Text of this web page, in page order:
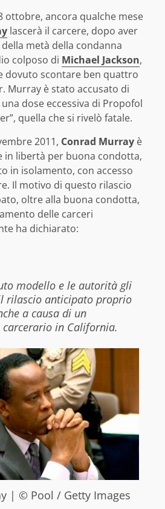
ottobre, ancora qualche mese
lascerà il carcere, dopo aver
metà della condanna
colposo di Michael Jackson,
dovuto scontare ben quattro
Murray è stato accusato di
dose eccessiva di Propofol
quella che si rivelò fatale.
2011, Conrad Murray è
in libertà per buona condotta,
in isolamento, con accesso
Il motivo di questo rilascio
oltre alla buona condotta,
delle carceri
ha dichiarato:
modello e le autorità gli
rilascio anticipato proprio
a causa di un
in California.
| © Pool / Getty Images